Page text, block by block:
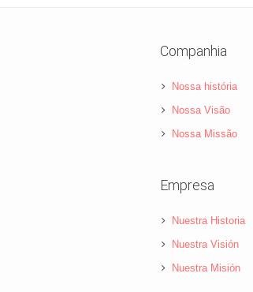
Companhia
Nossa história
Nossa Visão
Nossa Missão
Empresa
Nuestra Historia
Nuestra Visión
Nuestra Misión